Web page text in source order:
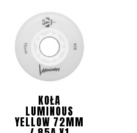
KOŁA
LUMINOUS
YELLOW 72MM